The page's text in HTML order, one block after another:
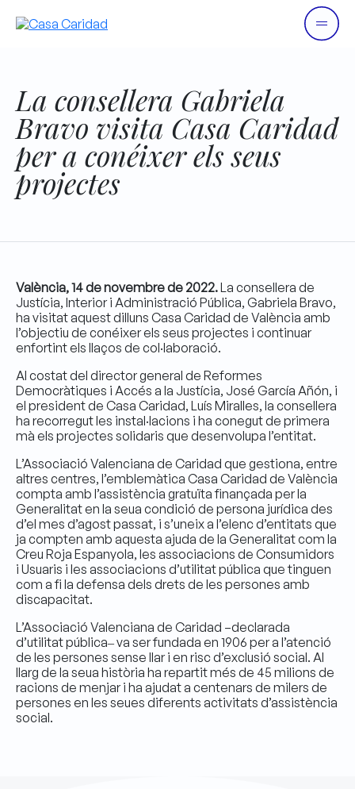
La consellera Gabriela
Bravo visita Casa Caridad
per a conéixer els seus
projectes
València, 14 de novembre de 2022.La consellera de
Justícia, Interior i Administració Pública, Gabriela Bravo,
ha visitat aquest dilluns Casa Caridad de València amb
l’objectiu de conéixer els seus projectes i continuar
enfortint els llaços de col·laboració.
Al costat del director general de Reformes
Democràtiques i Accés a la Justícia, José García Añón, i
el president de Casa Caridad, Luís Miralles, la consellera
ha recorregut les instal·lacions i ha conegut de primera
mà els projectes solidaris que desenvolupa l’entitat.
L’Associació Valenciana de Caridad que gestiona, entre
altres centres, l’emblemàtica Casa Caridad de València
compta amb l’assistència gratuïta finançada per la
Generalitat en la seua condició de persona jurídica des
d’el mes d’agost passat, i s’uneix a l’elenc d’entitats que
ja compten amb aquesta ajuda de la Generalitat com la
Creu Roja Espanyola, les associacions de Consumidors
i Usuaris i les associacions d’utilitat pública que tinguen
com a fi la defensa dels drets de les persones amb
discapacitat.
L’Associació Valenciana de Caridad –declarada
d’utilitat pública‒ va ser fundada en 1906 per a l’atenció
de les persones sense llar i en risc d’exclusió social. Al
llarg de la seua història ha repartit més de 45 milions de
racions de menjar i ha ajudat a centenars de milers de
persones en les seues diferents activitats d’assistència
social.